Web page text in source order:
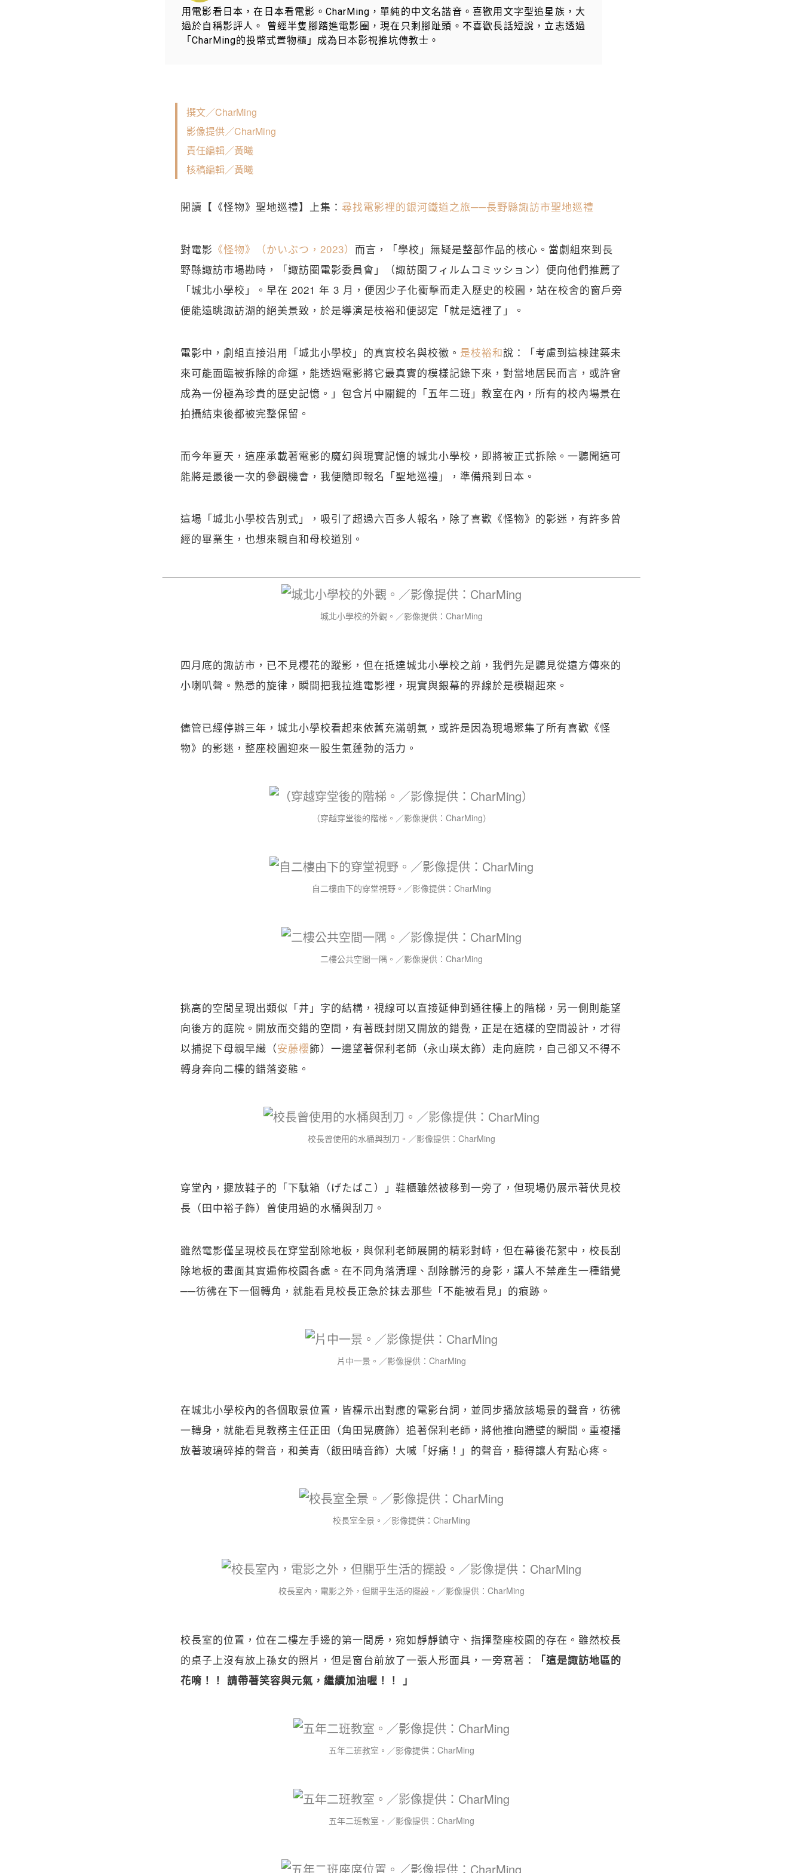
用電影看日本，在日本看電影。CharMing，單純的中文名諧音。喜歡用文字型追星族，大
過於自稱影評人。 曾經半隻腳踏進電影圈，現在只剩腳趾頭。不喜歡長話短說，立志透過
「CharMing的投幣式置物櫃」成為日本影視推坑傳教士。
撰文／CharMing
影像提供／CharMing
責任編輯／黃曦
核稿編輯／黃曦
閱讀【《怪物》聖地巡禮】上集： 尋找電影裡的銀河鐵道之旅──長野縣諏訪市聖地巡禮
對電影 《怪物》（かいぶつ，2023） 而言，「學校」無疑是整部作品的核心。當劇組來到長
野縣諏訪市場勘時，「諏訪圈電影委員會」（諏訪圏フィルムコミッション）便向他們推薦了
「城北小學校」。早在 2021 年 3 月，便因少子化衝擊而走入歷史的校園，站在校舍的窗戶旁
便能遠眺諏訪湖的絕美景致，於是導演是枝裕和便認定「就是這裡了」。
電影中，劇組直接沿用「城北小學校」的真實校名與校徽。 是枝裕和說：「考慮到這棟建築未
來可能面臨被拆除的命運，能透過電影將它最真實的模樣記錄下來，對當地居民而言，或許會
成為一份極為珍貴的歷史記憶。」包含片中關鍵的「五年二班」教室在內，所有的校內場景在
拍攝結束後都被完整保留。
而今年夏天，這座承載著電影的魔幻與現實記憶的城北小學校，即將被正式拆除。一聽聞這可
能將是最後一次的參觀機會，我便隨即報名「聖地巡禮」，準備飛到日本。
這場「城北小學校告別式」，吸引了超過六百多人報名，除了喜歡《怪物》的影迷，有許多曾
經的畢業生，也想來親自和母校道別。
城北小學校的外觀。／影像提供：CharMing
四月底的諏訪市，已不見櫻花的蹤影，但在抵達城北小學校之前，我們先是聽見從遠方傳來的
小喇叭聲。熟悉的旋律，瞬間把我拉進電影裡，現實與銀幕的界線於是模糊起來。
儘管已經停辦三年，城北小學校看起來依舊充滿朝氣，或許是因為現場聚集了所有喜歡《怪
物》的影迷，整座校園迎來一股生氣蓬勃的活力。
（穿越穿堂後的階梯。／影像提供：CharMing）
自二樓由下的穿堂視野。／影像提供：CharMing
二樓公共空間一隅。／影像提供：CharMing
挑高的空間呈現出類似「井」字的結構，視線可以直接延伸到通往樓上的階梯，另一側則能望
向後方的庭院。開放而交錯的空間，有著既封閉又開放的錯覺，正是在這樣的空間設計，才得
以捕捉下母親早織（安藤櫻飾）一邊望著保利老師（永山瑛太飾）走向庭院，自己卻又不得不
轉身奔向二樓的錯落姿態。
校長曾使用的水桶與刮刀。／影像提供：CharMing
穿堂內，擺放鞋子的「下駄箱（げたばこ）」鞋櫃雖然被移到一旁了，但現場仍展示著伏見校
長（田中裕子飾）曾使用過的水桶與刮刀。
雖然電影僅呈現校長在穿堂刮除地板，與保利老師展開的精彩對峙，但在幕後花絮中，校長刮
除地板的畫面其實遍佈校園各處。在不同角落清理、刮除髒污的身影，讓人不禁產生一種錯覺
──彷彿在下一個轉角，就能看見校長正急於抹去那些「不能被看見」的痕跡。
片中一景。／影像提供：CharMing
在城北小學校內的各個取景位置，皆標示出對應的電影台詞，並同步播放該場景的聲音，彷彿
一轉身，就能看見教務主任正田（角田晃廣飾）追著保利老師，將他推向牆壁的瞬間。重複播
放著玻璃碎掉的聲音，和美青（飯田晴音飾）大喊「好痛！」的聲音，聽得讓人有點心疼。
校長室全景。／影像提供：CharMing
校長室內，電影之外，但關乎生活的擺設。／影像提供：CharMing
校長室的位置，位在二樓左手邊的第一間房，宛如靜靜鎮守、指揮整座校園的存在。雖然校長
的桌子上沒有放上孫女的照片，但是窗台前放了一張人形面具，一旁寫著：
「這是諏訪地區的
花唷！！ 請帶著笑容與元氣，繼續加油喔！！ 」
五年二班教室。／影像提供：CharMing
五年二班教室。／影像提供：CharMing